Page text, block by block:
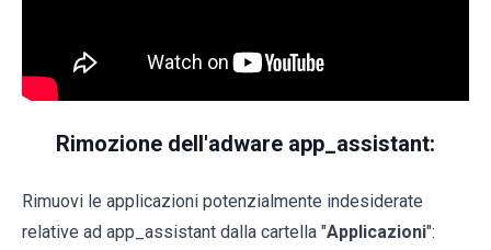
Rimozione dell'adware app_assistant:
Rimuovi le applicazioni potenzialmente indesiderate
relative ad app_assistant dalla cartella "Applicazioni":